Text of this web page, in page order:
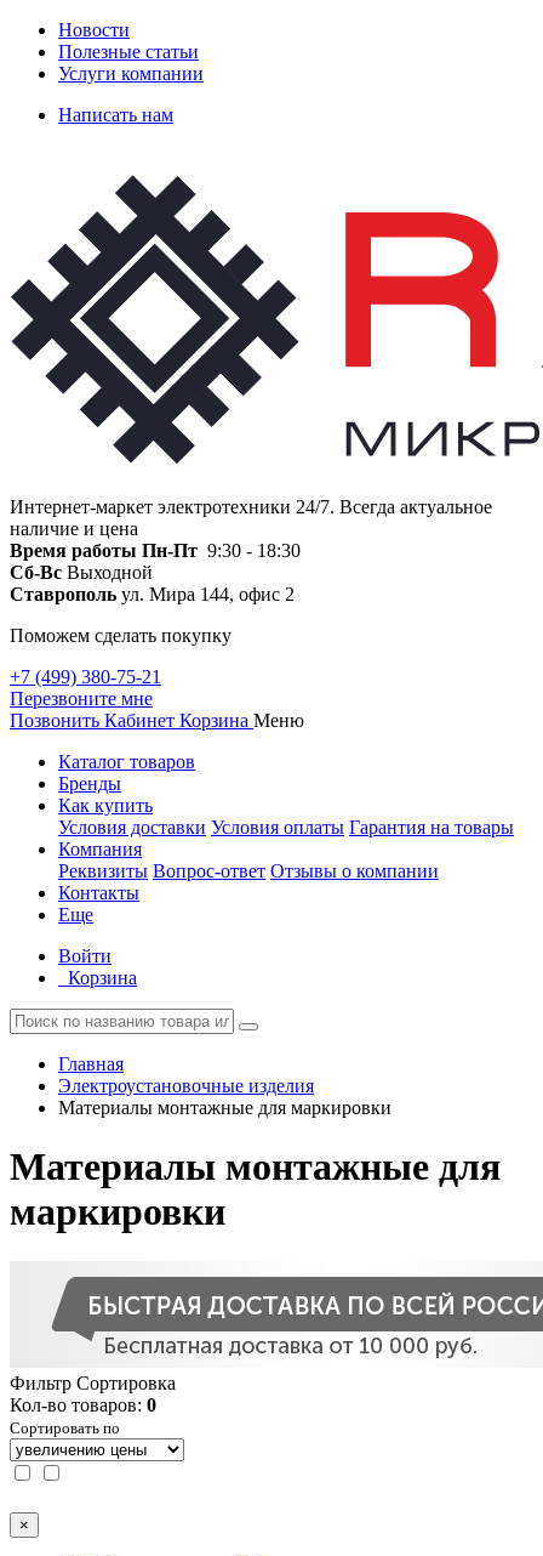
Новости
Полезные статьи
Услуги компании
Написать нам
Интернет-маркет электротехники 24/7. Всегда актуальное
наличие и цена
Время работы Пн-Пт 9:30 - 18:30
Сб-Вс Выходной
Ставрополь ул. Мира 144, офис 2
Поможем сделать покупку
+7 (499) 380-75-21
Перезвоните мне
Позвонить Кабинет Корзина Меню
Каталог товаров
Бренды
Как купить
Условия доставки Условия оплаты Гарантия на товары
Компания
Реквизиты Вопрос-ответ Отзывы о компании
Контакты
Еще
Войти
Корзина
Главная
Электроустановочные изделия
Материалы монтажные для маркировки
Материалы монтажные для
маркировки
Фильтр Сортировка
Кол-во товаров: 0
Сортировать по
×